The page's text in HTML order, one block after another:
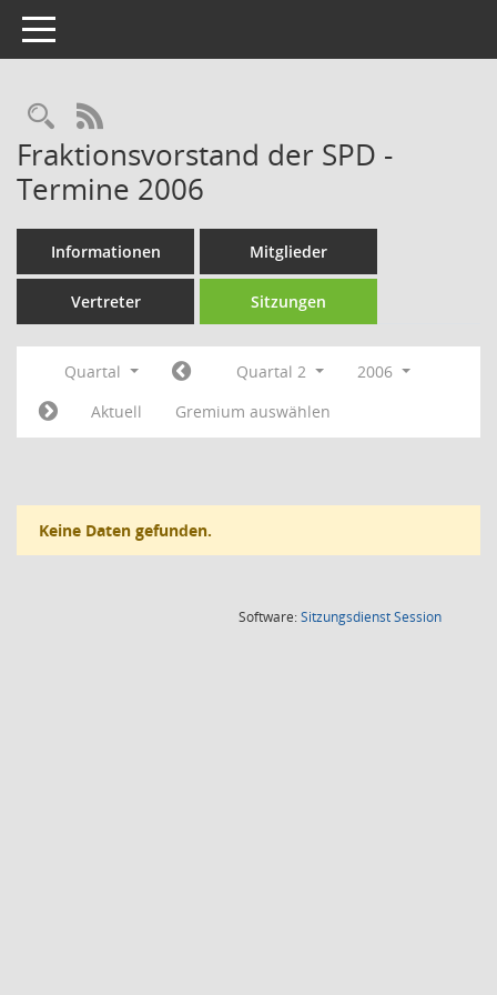
Toggle navigation
Rechercheauswahl
RSS-Feed
Fraktionsvorstand der SPD -
Termine 2006
Informationen Mitglieder
Vertreter Sitzungen
Quartal Quartal 2
2006
Aktuell
Gremium auswählen
Keine Daten gefunden.
Software:SitzungsdienstSession(Wird in